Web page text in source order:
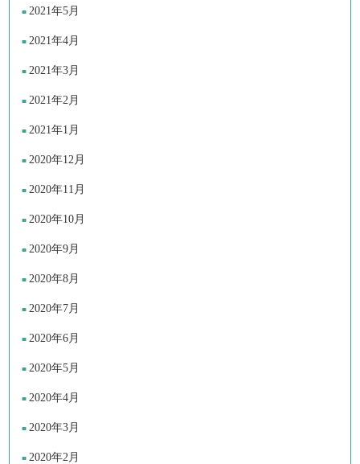
2021年5月
2021年4月
2021年3月
2021年2月
2021年1月
2020年12月
2020年11月
2020年10月
2020年9月
2020年8月
2020年7月
2020年6月
2020年5月
2020年4月
2020年3月
2020年2月